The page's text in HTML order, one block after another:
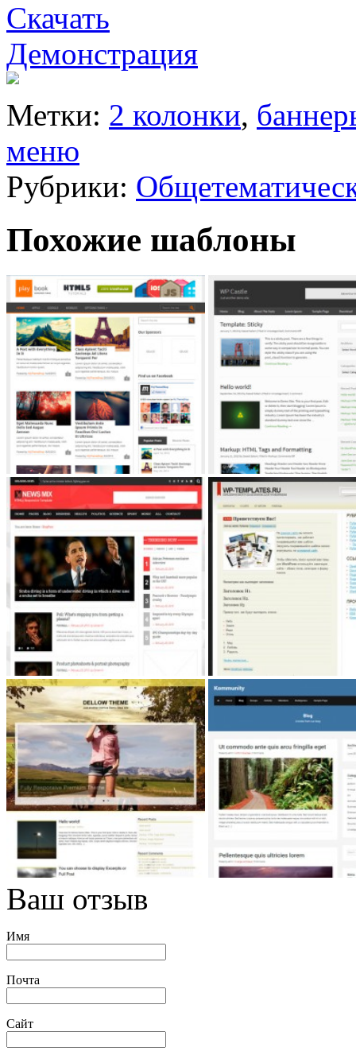
Скачать
Демонстрация
Метки: 2 колонки,
меню
Рубрики:
Похожие шаблоны
Ваш отзыв
Имя
Почта
Сайт